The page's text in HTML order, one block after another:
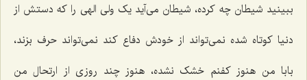
ببینید شیطان چه کرده، شیطان می‌آید یک ولی الهی را که دستش از
دنیا کوتاه شده نمی‌تواند از خودش دفاع کند نمی‌تواند حرف بزند،
بابا من هنوز کفنم خشک نشده، هنوز چند روزی از ارتحال من